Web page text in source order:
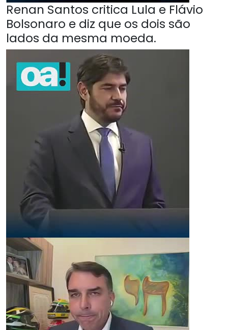
Renan Santos critica Lula e Flávio
Bolsonaro e diz que os dois são
lados da mesma moeda.